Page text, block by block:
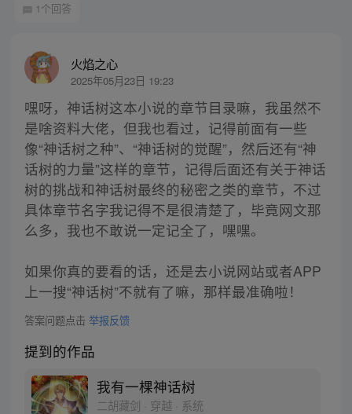
1个回答
火焰之心
2025年05月23日 19:23
嘿呀，神话树这本小说的章节目录嘛，我虽然不
是啥资料大佬，但我也看过，记得前面有一些
像“神话树之种”、“神话树的觉醒”，然后还有“神
话树的力量”这样的章节，记得后面还有关于神话
树的挑战和神话树最终的秘密之类的章节，不过
具体章节名字我记得不是很清楚了，毕竟网文那
么多，我也不敢说一定记全了，嘿嘿。
如果你真的要看的话，还是去小说网站或者APP
上一搜“神话树”不就有了嘛，那样最准确啦！
答案问题点击 举报反馈
提到的作品
我有一棵神话树
二胡藏剑 · 穿越 · 系统